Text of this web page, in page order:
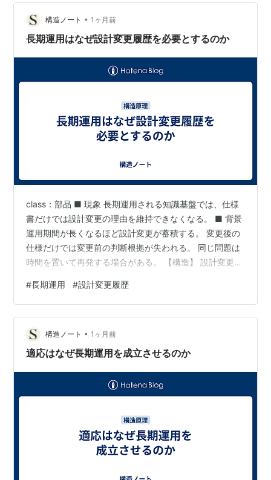
構造ノート • 1ヶ月前
長期運用はなぜ設計変更履歴を必要とするのか
class：部品 ■ 現象 長期運用される知識基盤では、仕様
書だけでは設計変更の理由を維持できなくなる。 ■ 背景
運用期間が長くなるほど設計変更が蓄積する。 変更後の
仕様だけでは変更前の判断根拠が失われる。 同じ問題は
時間を置いて再発する場合がある。 【構造】 設計変更が
↓ 設計変更履歴を記録する ↓ 設計知識が継承される ■
観測 仕様書だけでは「なぜ変更したのか」を説明できな
い。 変更理由が残らないと、過去の設計へ戻そうとする
判断が繰り返される。 設計変更履歴を管理すると、変更
の経緯を追跡できる。 ■ 影響 設計判断の再利用が可能…
#長期運用 #設計変更履歴
構造ノート • 1ヶ月前
適応はなぜ長期運用を成立させるのか